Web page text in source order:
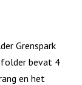
Grenspark
folder bevat 4
en het